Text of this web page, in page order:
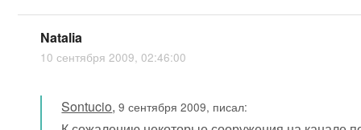
Natalia
10 сентября 2009, 02:46:00
Sontucio,9 сентября 2009, писал: